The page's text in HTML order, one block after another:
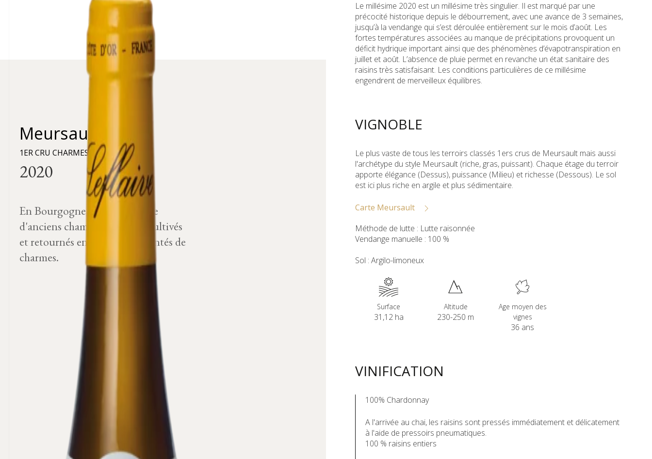
Meursault
1ER CRU CHARMES
En Bourgogne, ce mot désigne
d'anciens champs communs cultivés
et retournés en friches, ou plantés de
charmes.
Le millésime 2020 est un millésime très singulier. Il est marqué par une
précocité historique depuis le débourrement, avec une avance de 3 semaines,
jusqu’à la vendange qui s’est déroulée entièrement sur le mois d’août. Les
fortes températures associées au manque de précipitations provoquent un
déficit hydrique important ainsi que des phénomènes d’évapotranspiration en
juillet et août. L’absence de pluie permet en revanche un état sanitaire des
raisins très satisfaisant. Les conditions particulières de ce millésime
engendrent de merveilleux équilibres.
VIGNOBLE
Le plus vaste de tous les terroirs classés 1ers crus de Meursault mais aussi
l'archétype du style Meursault (riche, gras, puissant). Chaque étage du terroir
apporte élégance (Dessus), puissance (Milieu) et richesse (Dessous). Le sol
est ici plus riche en argile et plus sédimentaire.
Carte Meursault
Méthode de lutte : Lutte raisonnée
Vendange manuelle : 100 %
Sol : Argilo-limoneux
Surface
31,12 ha
Altitude
230-250 m
Age moyen des
vignes
36 ans
VINIFICATION
100% Chardonnay
A l'arrivée au chai, les raisins sont pressés immédiatement et délicatement
à l'aide de pressoirs pneumatiques.
100 % raisins entiers